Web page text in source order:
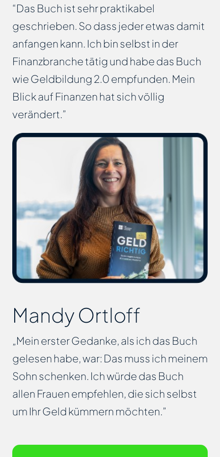
“Das Buch ist sehr praktikabel
geschrieben. So dass jeder etwas damit
anfangen kann. Ich bin selbst in der
Finanzbranche tätig und habe das Buch
wie Geldbildung 2.0 empfunden. Mein
Blick auf Finanzen hat sich völlig
verändert.”
Mandy Ortloff
„Mein erster Gedanke, als ich das Buch
gelesen habe, war: Das muss ich meinem
Sohn schenken. Ich würde das Buch
allen Frauen empfehlen, die sich selbst
um Ihr Geld kümmern möchten.”